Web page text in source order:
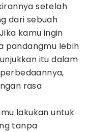
setelah
dari sebuah
kamu ingin
pandangmu lebih
itu dalam
rasa
lakukan untuk
tanpa